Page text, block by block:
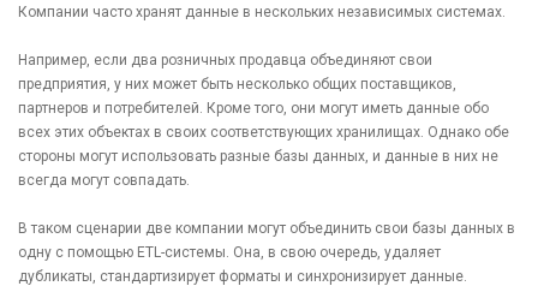
Компании часто хранят данные в нескольких независимых системах.
Например, если два розничных продавца объединяют свои
предприятия, у них может быть несколько общих поставщиков,
партнеров и потребителей. Кроме того, они могут иметь данные обо
всех этих объектах в своих соответствующих хранилищах. Однако обе
стороны могут использовать разные базы данных, и данные в них не
всегда могут совпадать.
В таком сценарии две компании могут объединить свои базы данных в
одну с помощью ETL-системы. Она, в свою очередь, удаляет
дубликаты, стандартизирует форматы и синхронизирует данные.